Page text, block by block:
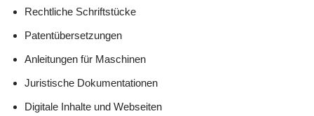
Rechtliche Schriftstücke
Patentübersetzungen
Anleitungen für Maschinen
Juristische Dokumentationen
Digitale Inhalte und Webseiten